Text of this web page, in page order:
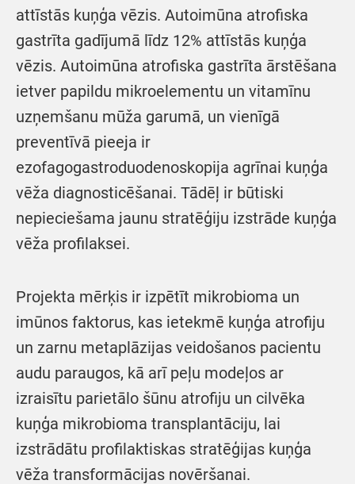
attīstās kuņģa vēzis. Autoimūna atrofiska
gastrīta gadījumā līdz 12% attīstās kuņģa
vēzis. Autoimūna atrofiska gastrīta ārstēšana
ietver papildu mikroelementu un vitamīnu
uzņemšanu mūža garumā, un vienīgā
preventīvā pieeja ir
ezofagogastroduodenoskopija agrīnai kuņģa
vēža diagnosticēšanai. Tādēļ ir būtiski
nepieciešama jaunu stratēģiju izstrāde kuņģa
vēža profilaksei.
Projekta mērķis ir izpētīt mikrobioma un
imūnos faktorus, kas ietekmē kuņģa atrofiju
un zarnu metaplāzijas veidošanos pacientu
audu paraugos, kā arī peļu modeļos ar
izraisītu parietālo šūnu atrofiju un cilvēka
kuņģa mikrobioma transplantāciju, lai
izstrādātu profilaktiskas stratēģijas kuņģa
vēža transformācijas novēršanai.